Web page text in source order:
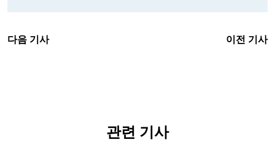
다음 기사 이전 기사
관련 기사